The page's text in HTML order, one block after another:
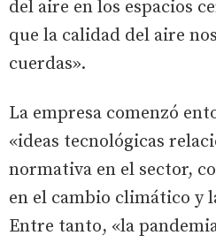
del aire en los espacios
que la calidad del aire
cuerdas».
La empresa comenzó
«ideas tecnológicas
normativa en el sector,
en el cambio climático y
Entre tanto, «la